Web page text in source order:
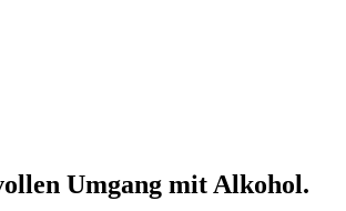
Umgang mit Alkohol.